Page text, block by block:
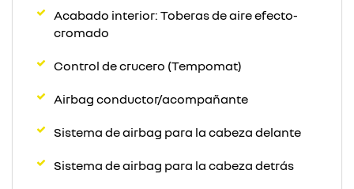
Acabado interior: Toberas de aire efecto-
cromado
Control de crucero (Tempomat)
Airbag conductor/acompañante
Sistema de airbag para la cabeza delante
Sistema de airbag para la cabeza detrás